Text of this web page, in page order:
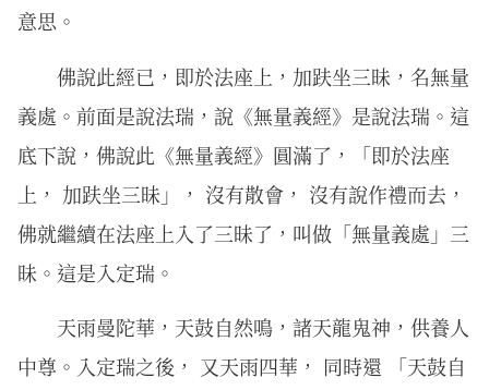
意思。
佛說此經已，即於法座上，加趺坐三昧，名無量
義處。前面是說法瑞，說《無量義經》是說法瑞。這
底下說，佛說此《無量義經》圓滿了，「即於法座
上， 加趺坐三昧」， 沒有散會， 沒有說作禮而去，
佛就繼續在法座上入了三昧了，叫做「無量義處」三
昧。這是入定瑞。
天雨曼陀華，天鼓自然鳴，諸天龍鬼神，供養人
中尊。入定瑞之後， 又天雨四華， 同時還 「天鼓自